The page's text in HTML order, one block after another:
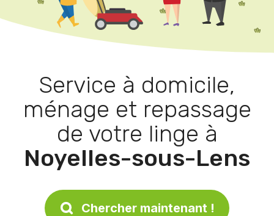
Service à domicile,
ménage et repassage
de votre linge à
Noyelles-sous-Lens
Chercher maintenant !